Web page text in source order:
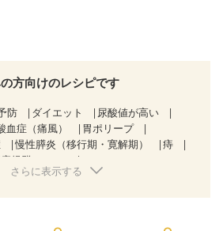
方向けのレシピです
防 ダイエット
尿酸値が高い
血症（痛風）
胃ポリープ
慢性膵炎（移行期・寛解期）
痔
候群（IBS）
糖尿病性腎症（第２期）
さらに表示する